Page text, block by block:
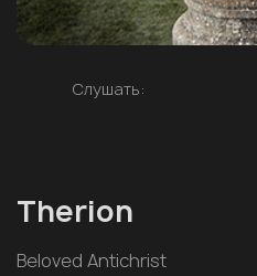
Слушать:
Therion
Beloved Antichrist